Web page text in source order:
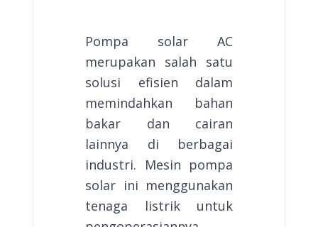
Pompa solar AC
merupakan salah satu
solusi efisien dalam
memindahkan bahan
bakar dan cairan
lainnya di berbagai
industri. Mesin pompa
solar ini menggunakan
tenaga listrik untuk